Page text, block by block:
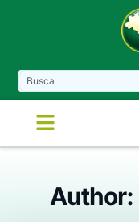
Author: